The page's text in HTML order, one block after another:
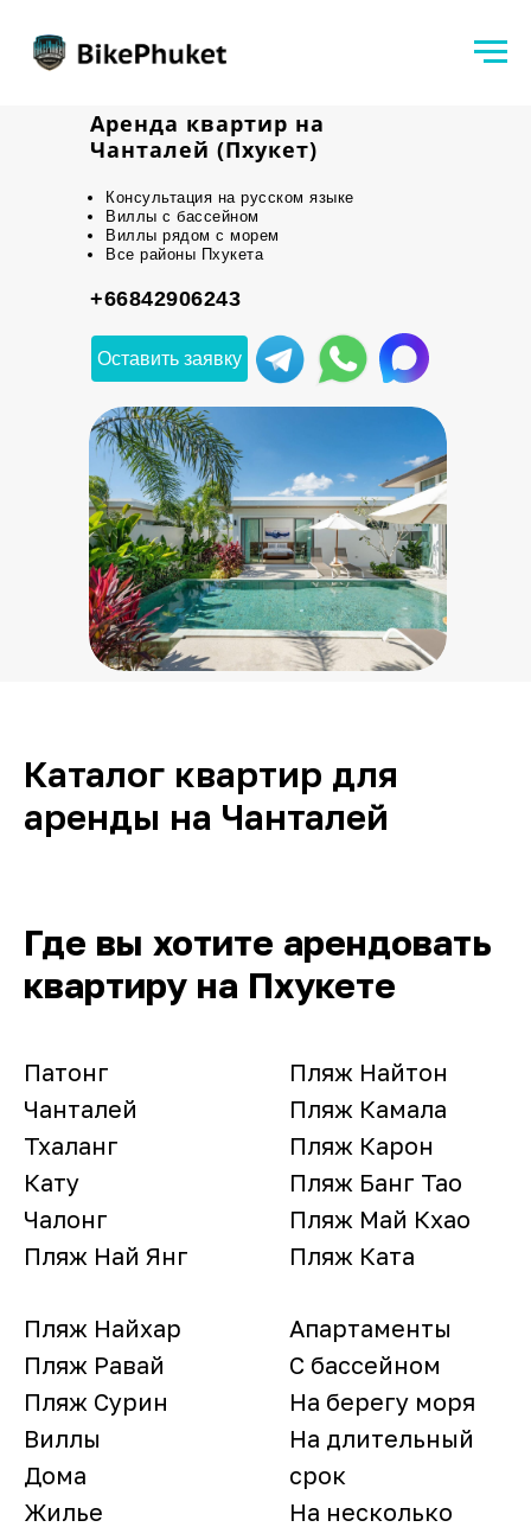
Аренда квартир на
Чанталей (Пхукет)
Консультация на русском языке
Виллы с бассейном
Виллы рядом с морем
Все районы Пхукета
Оставить заявку
+66842906243
Каталог квартир для
аренды на Чанталей
Где вы хотите арендовать
квартиру на Пхукете
Патонг
Чанталей
Тхаланг
Кату
Чалонг
Пляж Най Янг
Пляж Найтон
Пляж Камала
Пляж Карон
Пляж Банг Тао
Пляж Май Кхао
Пляж Ката
Пляж Найхар
Пляж Равай
Пляж Сурин
Виллы
Дома
Жилье
Апартаменты
С бассейном
На берегу моря
На длительный
срок
На несколько